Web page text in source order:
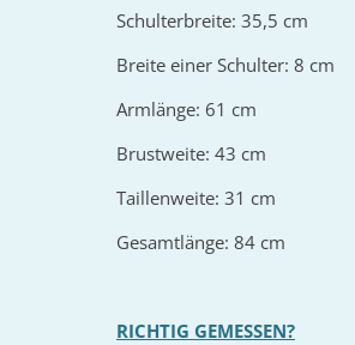
Schulterbreite: 35,5 cm
Breite einer Schulter: 8 cm
Armlänge: 61 cm
Brustweite: 43 cm
Taillenweite: 31 cm
Gesamtlänge: 84 cm
RICHTIG GEMESSEN?